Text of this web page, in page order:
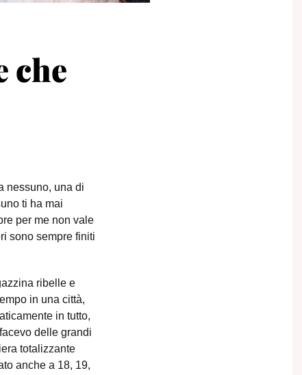
che
nessuno, una di
ti ha mai
per me non vale
sono sempre finiti
ribelle e
in una città,
in tutto,
delle grandi
totalizzante
anche a 18, 19,